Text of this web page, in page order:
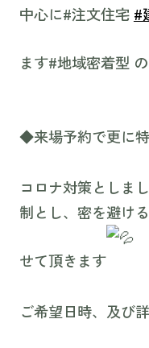
中心に#注文住宅 #
ます#地域密着型
⁡⁡◆来場予約で更に
コロナ対策としま
制とし、密を避け
せて頂きます
ご希望日時、及び